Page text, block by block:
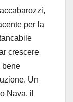
per la
crescere
bene
Un
Nava, il